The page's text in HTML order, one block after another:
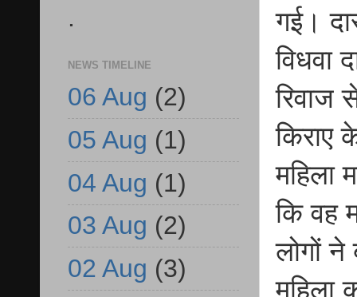
गई।
विधवा
रिवाज
किराए
महिला
कि वह
लोगों
महिला
.
NEWS TIMELINE
06 Aug (2)
05 Aug (1)
04 Aug (1)
03 Aug (2)
02 Aug (3)